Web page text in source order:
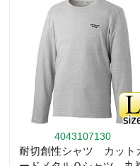
4043107130
耐切創性シャツ カット